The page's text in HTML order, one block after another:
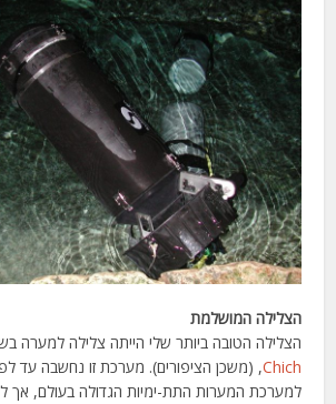
הצלילה המושלמת
הצלילה הטובה ביותר שלי הייתה צלילה למערה
Chich, (משכן הציפורים). מערכת זו נחשבה עד
למערכת המערות התת-ימיות הגדולה בעולם,